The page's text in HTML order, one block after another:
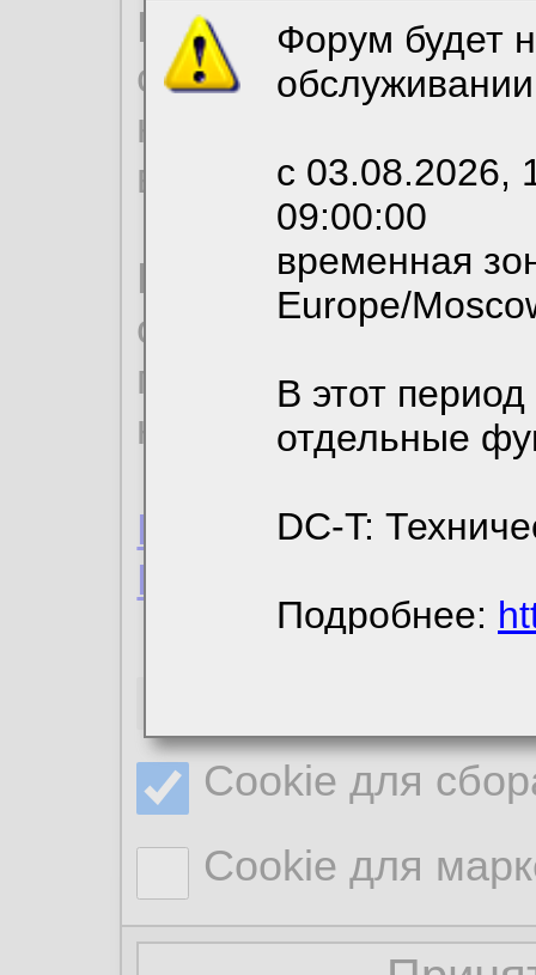
Форум будет
с 03.08.2026,
09:00:00
временная
Europe/
В этот
отдельные
DC-T:
Подробнее:
Продолжая
согласие на
необходимых для
вы можете
По
ознакомиться с
пользовательским
Пользовательское
Политика
Cookie для
Cookie для